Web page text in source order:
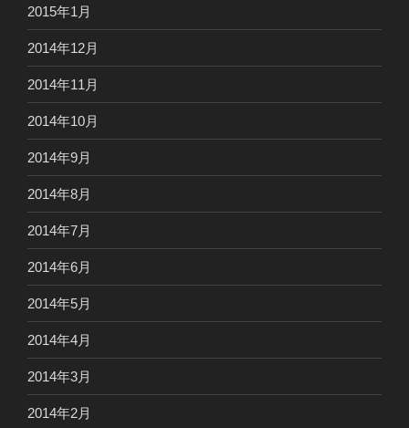
2015年1月
2014年12月
2014年11月
2014年10月
2014年9月
2014年8月
2014年7月
2014年6月
2014年5月
2014年4月
2014年3月
2014年2月